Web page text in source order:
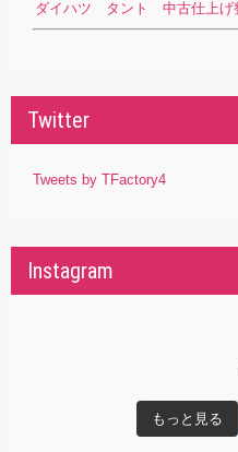
ダイハツ タント 中古仕上げ
Twitter
Tweets by TFactory4
Instagram
もっと見る